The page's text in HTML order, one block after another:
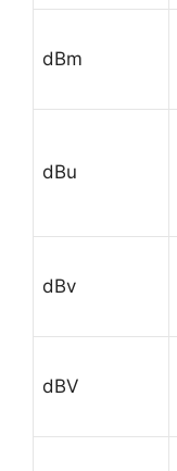
dBm
dBu
dBv
dBV